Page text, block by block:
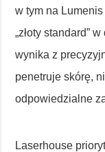
w tym na
„złoty standard”
wynika z
penetruje skórę,
odpowiedzialne
Laserhouse